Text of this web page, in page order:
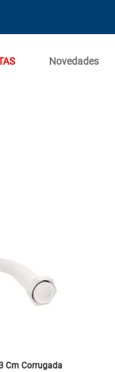
Novedades
Cm Corrugada